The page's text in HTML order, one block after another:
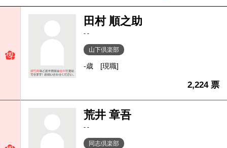
田村 順之助
- -
山下倶楽部
-歳 [現職]
2,224 票
荒井 章吾
- -
同志倶楽部